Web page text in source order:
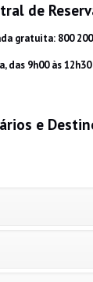
de
gratuita: 800
das 9h00 às
e